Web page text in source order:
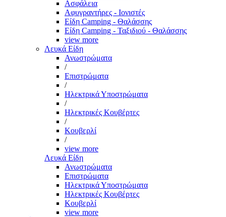
Ασφάλεια
Αφυγραντήρες - Ιονιστές
Είδη Camping - Θαλάσσης
Είδη Camping - Ταξιδιού - Θαλάσσης
view more
Λευκά Είδη
Ανωστρώματα
/
Επιστρώματα
/
Ηλεκτρικά Υποστρώματα
/
Ηλεκτρικές Κουβέρτες
/
Κουβερλί
/
view more
Λευκά Είδη
Ανωστρώματα
Επιστρώματα
Ηλεκτρικά Υποστρώματα
Ηλεκτρικές Κουβέρτες
Κουβερλί
view more